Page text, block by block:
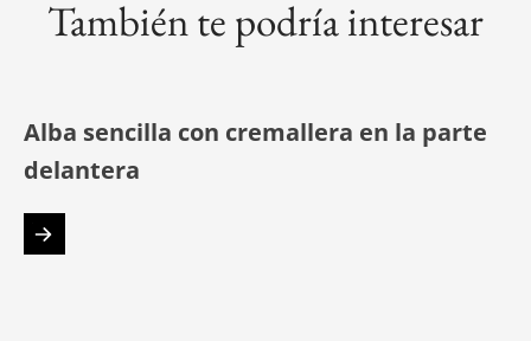
También te podría interesar
Alba sencilla con cremallera en la parte
delantera